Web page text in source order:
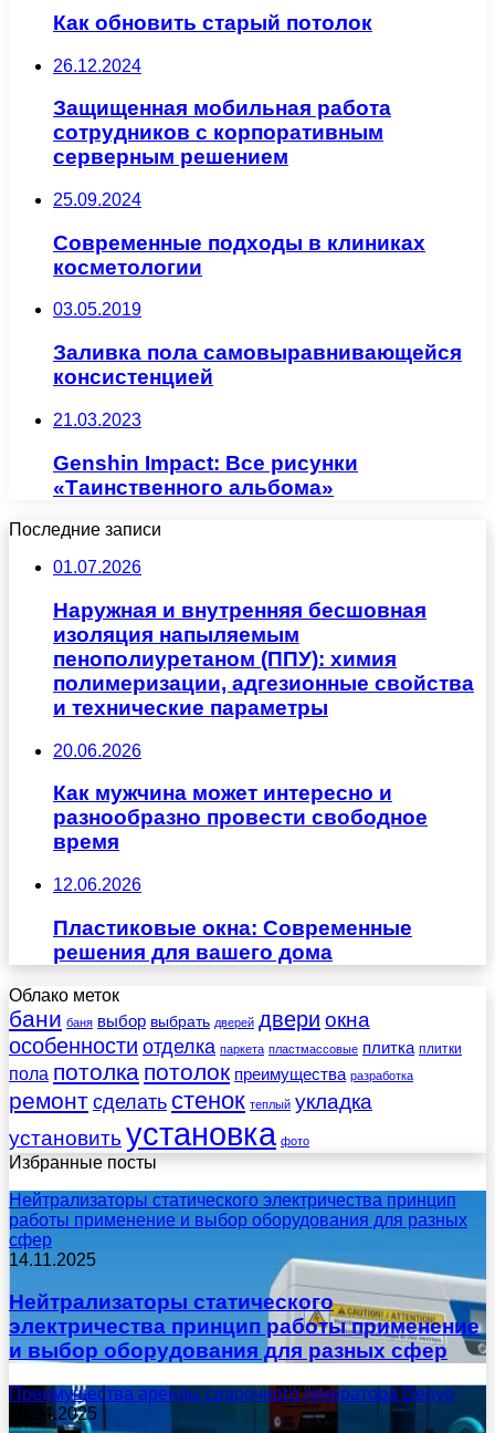
Как обновить старый потолок
26.12.2024
Защищенная мобильная работа
сотрудников с корпоративным
серверным решением
25.09.2024
Современные подходы в клиниках
косметологии
03.05.2019
Заливка пола самовыравнивающейся
консистенцией
21.03.2023
Genshin Impact: Все рисунки
«Таинственного альбома»
Последние записи
01.07.2026
Наружная и внутренняя бесшовная
изоляция напыляемым
пенополиуретаном (ППУ): химия
полимеризации, адгезионные свойства
и технические параметры
20.06.2026
Как мужчина может интересно и
разнообразно провести свободное
время
12.06.2026
Пластиковые окна: Современные
решения для вашего дома
Облако меток
бани баня выбор выбрать дверей двери окна
особенности отделка паркета пластмассовые плитка плитки
пола потолка потолок преимущества разработка
ремонт сделать стенок теплый укладка
установить установка фото
Избранные посты
Нейтрализаторы статического электричества принцип
работы применение и выбор оборудования для разных
сфер
14.11.2025
Нейтрализаторы статического
электричества принцип работы применение
и выбор оборудования для разных сфер
Преимущества аренды сварочного генератора Denyo
18.04.2025